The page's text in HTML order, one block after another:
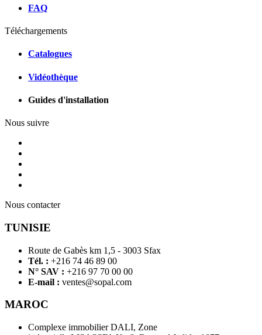
FAQ
Téléchargements
Catalogues
Vidéothèque
Guides d'installation
Nous suivre
Nous contacter
TUNISIE
Route de Gabès km 1,5 - 3003 Sfax
Tél. : +216 74 46 89 00
N° SAV : +216 97 70 00 00
E-mail : ventes@sopal.com
MAROC
Complexe immobilier DALI, Zone